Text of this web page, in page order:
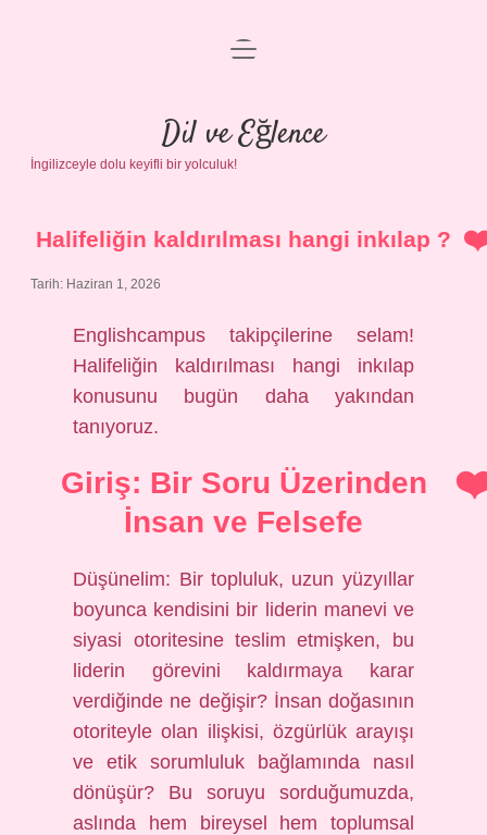
Anasayfa
Gizlilik Politikası
Yasal Uyarı
menüyü
Dil ve Eğlence
İngilizceyle dolu keyifli bir yolculuk!
Halifeliğin kaldırılması hangi inkılap ?
Tarih: Haziran 1, 2026
Englishcampus takipçilerine selam!
Halifeliğin kaldırılması hangi inkılap
konusunu bugün daha yakından
tanıyoruz.
Giriş: Bir Soru Üzerinden
İnsan ve Felsefe
Düşünelim: Bir topluluk, uzun yüzyıllar
boyunca kendisini bir liderin manevi ve
siyasi otoritesine teslim etmişken, bu
liderin görevini kaldırmaya karar
verdiğinde ne değişir? İnsan doğasının
otoriteyle olan ilişkisi, özgürlük arayışı
ve etik sorumluluk bağlamında nasıl
dönüşür? Bu soruyu sorduğumuzda,
aslında hem bireysel hem toplumsal